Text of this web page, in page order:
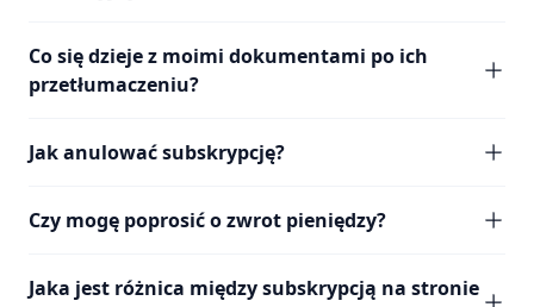
Co się dzieje z moimi dokumentami po ich
przetłumaczeniu?
Jak anulować subskrypcję?
Czy mogę poprosić o zwrot pieniędzy?
Jaka jest różnica między subskrypcją na stronie